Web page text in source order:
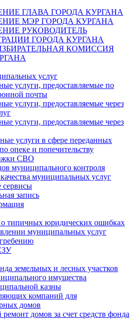
ГЛАВА ГОРОДА КУРГАНА
МЭР ГОРОДА КУРГАНА
РУКОВОДИТЕЛЬ
ГОРОДА КУРГАНА
КОМИССИЯ
услуг
услуги, предоставляемые по
почты
услуги, предоставляемые через
услуги, предоставляемые через
услуги в сфере переданных
опеке и попечительству
СВО
муниципального контроля
муниципальных услуг
сервисы
запись
типичных юридических ошибках
муниципальных услуг
земельных и лесных участков
имущества
казны
компаний для
домов
домов за счет средств фонда